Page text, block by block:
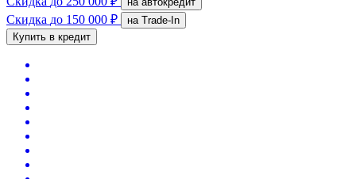
Скидка до 150 000 ₽
на Trade-In
Купить в кредит